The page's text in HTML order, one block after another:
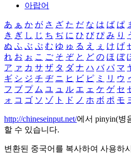
아랍어
あ ぁ か が さ ざ た だ な は ば ぱ
き ぎ し じ ち ぢ に ひ び ぴ み り
ぬ ふ ぶ ぷ む ゆ ゅ る え ぇ け げ
れ お ぉ こ ご そ ぞ と ど の ほ ぼ
ア ァ カ サ ザ タ ダ ナ ハ バ パ マ
ギ シ ジ チ ヂ ニ ヒ ビ ピ ミ リ ウ
フ ブ プ ム ユ ュ ル エ ェ ケ ゲ セ
ォ コ ゴ ソ ゾ ト ド ノ ホ ボ ポ モ
http://chineseinput.net/에서 pinyin(병
할 수 있습니다.
변환된 중국어를 복사하여 사용하